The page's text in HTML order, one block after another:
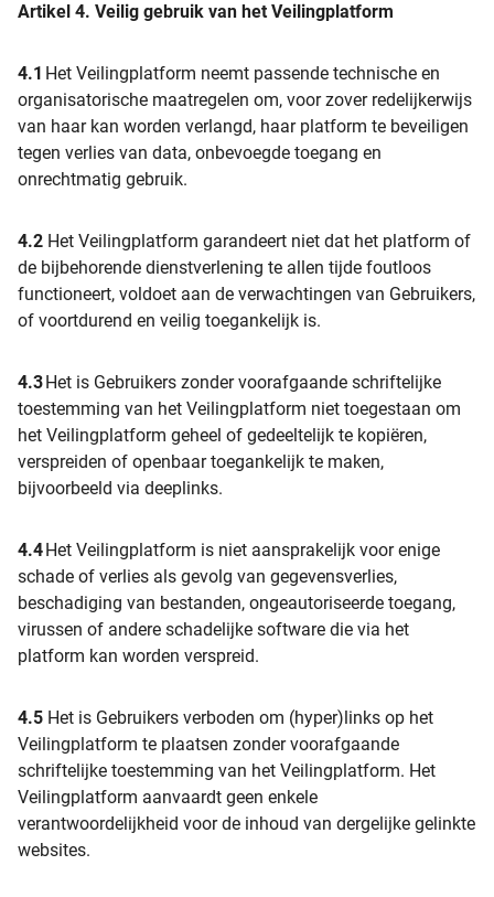
Artikel 4. Veilig gebruik van het Veilingplatform
4.1 Het Veilingplatform neemt passende technische en
organisatorische maatregelen om, voor zover redelijkerwijs
van haar kan worden verlangd, haar platform te beveiligen
tegen verlies van data, onbevoegde toegang en
onrechtmatig gebruik.
4.2 Het Veilingplatform garandeert niet dat het platform of
de bijbehorende dienstverlening te allen tijde foutloos
functioneert, voldoet aan de verwachtingen van Gebruikers,
of voortdurend en veilig toegankelijk is.
4.3 Het is Gebruikers zonder voorafgaande schriftelijke
toestemming van het Veilingplatform niet toegestaan om
het Veilingplatform geheel of gedeeltelijk te kopiëren,
verspreiden of openbaar toegankelijk te maken,
bijvoorbeeld via deeplinks.
4.4 Het Veilingplatform is niet aansprakelijk voor enige
schade of verlies als gevolg van gegevensverlies,
beschadiging van bestanden, ongeautoriseerde toegang,
virussen of andere schadelijke software die via het
platform kan worden verspreid.
4.5 Het is Gebruikers verboden om (hyper)links op het
Veilingplatform te plaatsen zonder voorafgaande
schriftelijke toestemming van het Veilingplatform. Het
Veilingplatform aanvaardt geen enkele
verantwoordelijkheid voor de inhoud van dergelijke gelinkte
websites.